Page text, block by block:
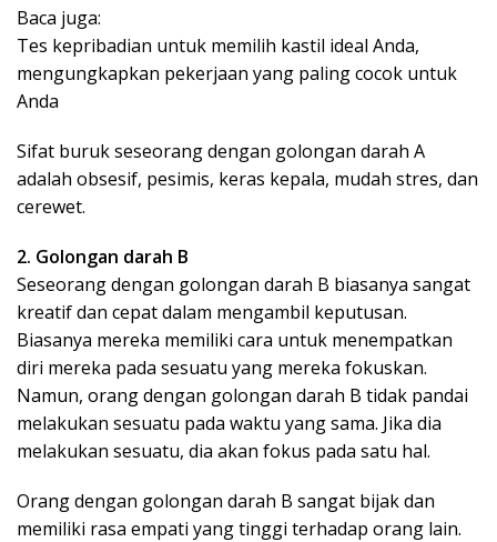
Baca juga:
Tes kepribadian untuk memilih kastil ideal Anda,
mengungkapkan pekerjaan yang paling cocok untuk
Anda
Sifat buruk seseorang dengan golongan darah A
adalah obsesif, pesimis, keras kepala, mudah stres, dan
cerewet.
2. Golongan darah B
Seseorang dengan golongan darah B biasanya sangat
kreatif dan cepat dalam mengambil keputusan.
Biasanya mereka memiliki cara untuk menempatkan
diri mereka pada sesuatu yang mereka fokuskan.
Namun, orang dengan golongan darah B tidak pandai
melakukan sesuatu pada waktu yang sama. Jika dia
melakukan sesuatu, dia akan fokus pada satu hal.
Orang dengan golongan darah B sangat bijak dan
memiliki rasa empati yang tinggi terhadap orang lain.